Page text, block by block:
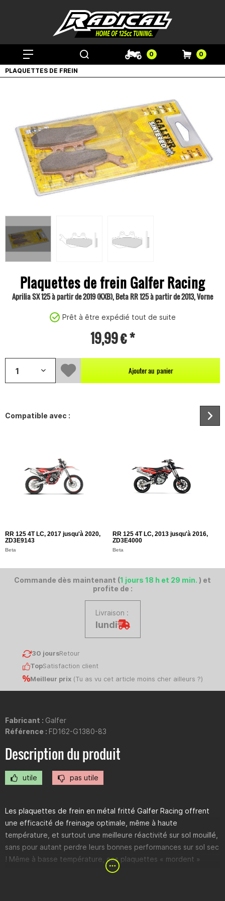
0 0
PLAQUETTES DE FREIN
Plaquettes de frein Galfer Racing
Aprilia SX 125 à partir de 2019 (KXB), Beta RR 125 à partir de 2013, Vorne
Prêt à être expédié tout de suite
19,99 € *
Ajouter au panier
Compatible avec :
RR 125 4T LC, 2017 jusqu'à 2020,
ZD3E9143
Beta
RR 125 4T LC, 2013 jusqu'à 2016,
ZD3E4000
Beta
Commande dès maintenant (1 jours 18 h et 29 min. ) et
profite de :
Livraison :
lundi
30 joursRetour
TopSatisfaction client
Meilleur prix(Tu as vu cet article moins cher ailleurs ?)
Fabricant : Galfer
Référence : FD162-G1380-83
Description du produit
utile pas utile
Les plaquettes de frein en métal fritté Galfer Racing offrent
une efficacité de freinage optimale, même à haute
température, et surtout une meilleure réactivité sur sol mouillé,
sans pour autant perdre leurs bonnes performances sur sol sec
! Même à basse température, ces plaquettes « mordent »
encore bien ! Le point de pression des plaquettes est ferme et